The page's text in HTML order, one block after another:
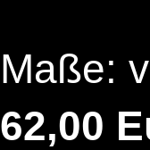
Maße:
62,00